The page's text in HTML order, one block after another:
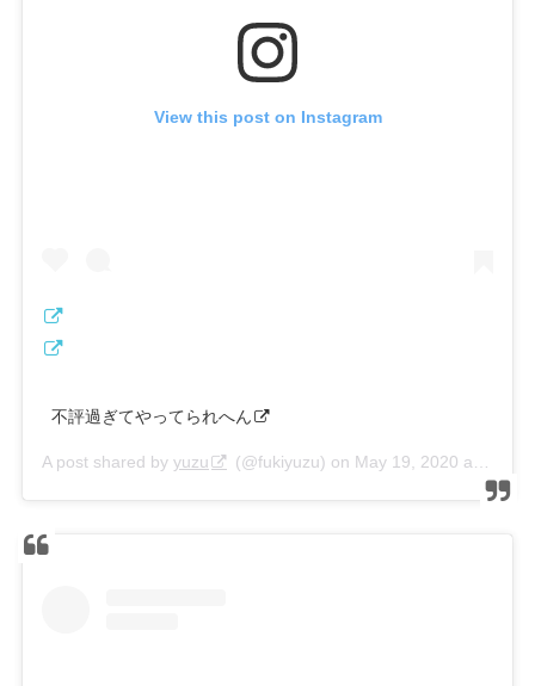
View this post on Instagram
ㅤㅤㅤ 不評過ぎてやってられへん
A post shared by yuzu (@fukiyuzu) on May 19, 2020 at 2:52am PDT